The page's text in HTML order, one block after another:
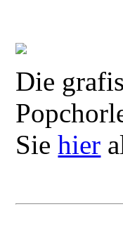
Die
Siehier